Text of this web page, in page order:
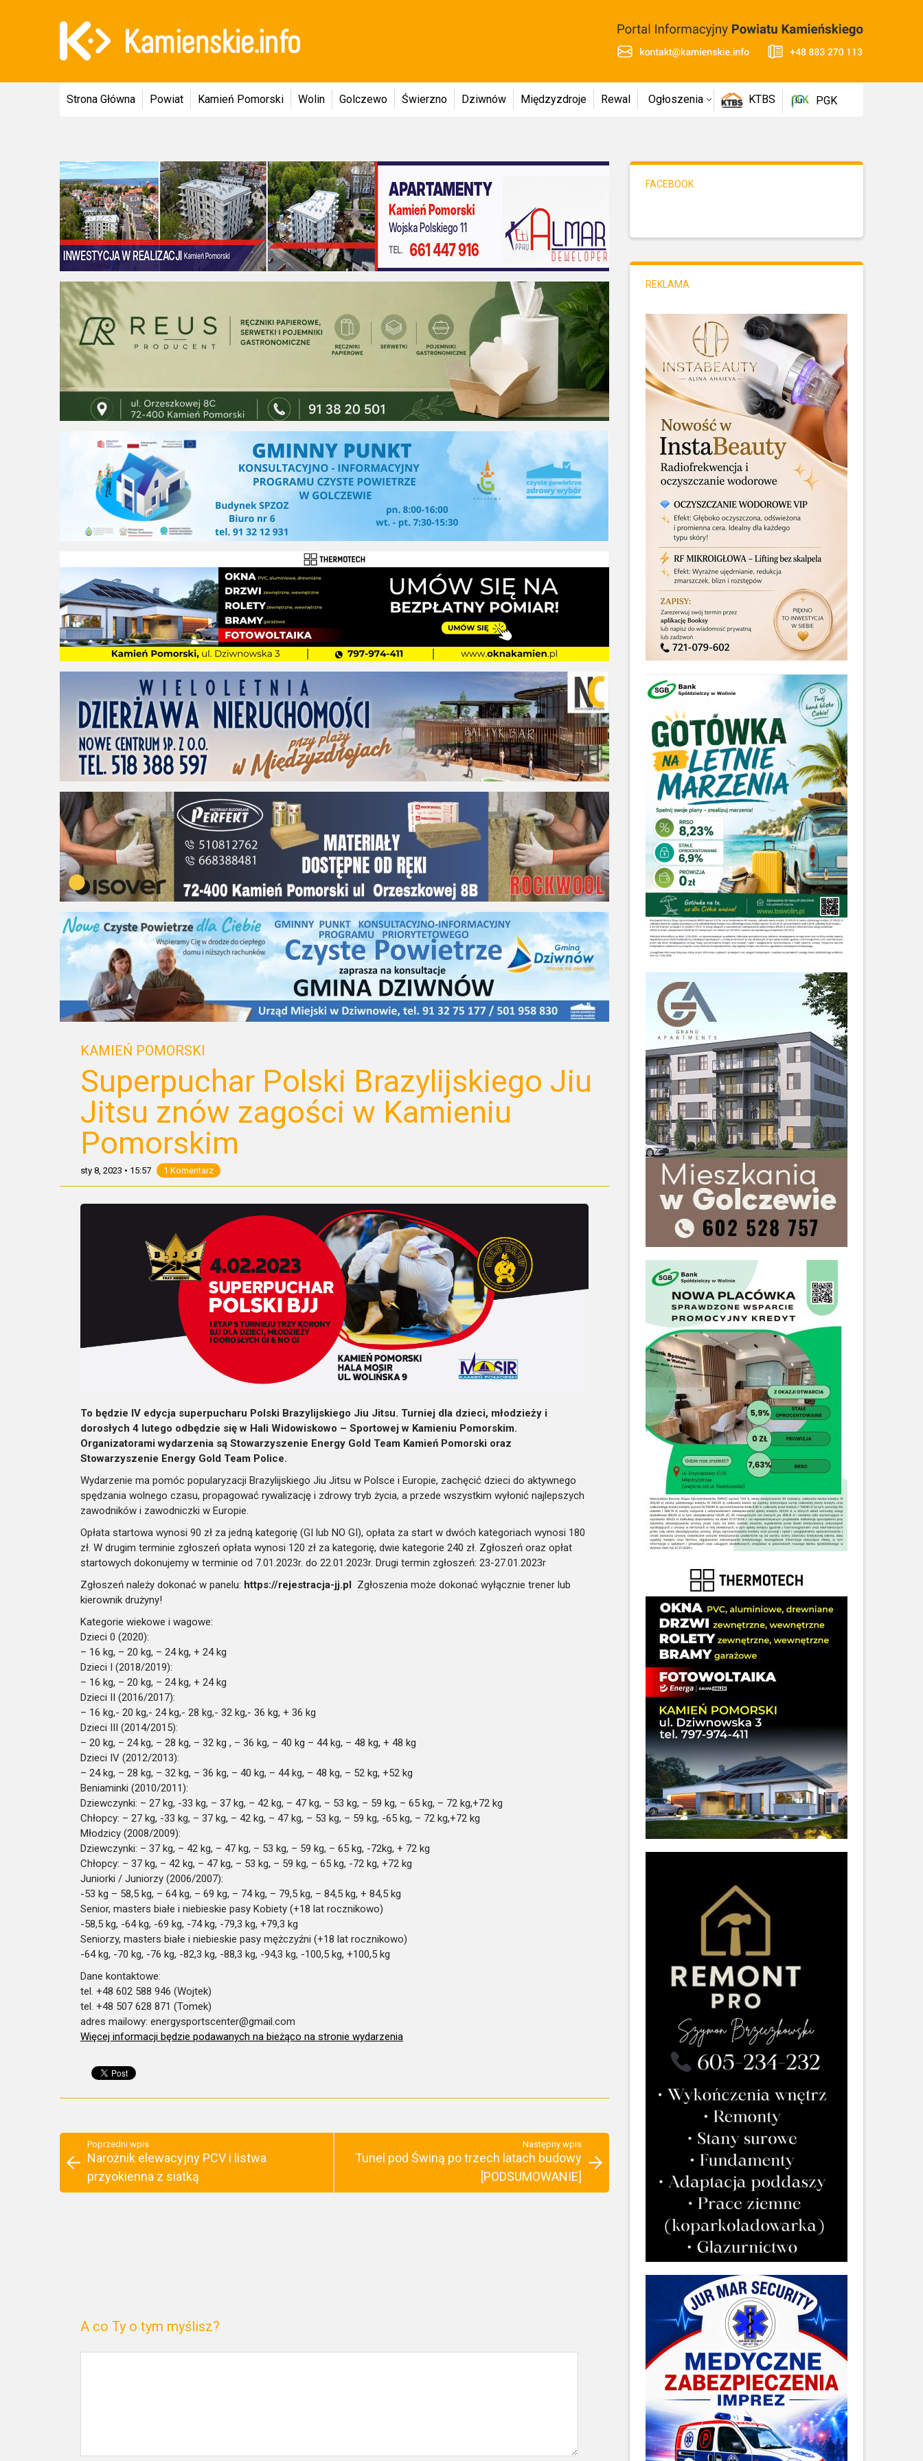
Strona Główna Powiat Kamień Pomorski Wolin Golczewo Świerzno Dziwnów Międzyzdroje Rewal Ogłoszenia KTBS PGK
KAMIEŃ POMORSKI
Superpuchar Polski Brazylijskiego Jiu
Jitsu znów zagości w Kamieniu
Pomorskim
sty 8, 2023 • 15:57 1 Komentarz
To będzie IV edycja superpucharu Polski Brazylijskiego Jiu Jitsu. Turniej dla dzieci, młodzieży i
dorosłych 4 lutego odbędzie się w Hali Widowiskowo – Sportowej w Kamieniu Pomorskim.
Organizatorami wydarzenia są Stowarzyszenie Energy Gold Team Kamień Pomorski oraz
Stowarzyszenie Energy Gold Team Police.
Wydarzenie ma pomóc popularyzacji Brazylijskiego Jiu Jitsu w Polsce i Europie, zachęcić dzieci do aktywnego
spędzania wolnego czasu, propagować rywalizację i zdrowy tryb życia, a przede wszystkim wyłonić najlepszych
zawodników i zawodniczki w Europie.
Opłata startowa wynosi 90 zł za jedną kategorię (GI lub NO GI), opłata za start w dwóch kategoriach wynosi 180
zł. W drugim terminie zgłoszeń opłata wynosi 120 zł za kategorię, dwie kategorie 240 zł. Zgłoszeń oraz opłat
startowych dokonujemy w terminie od 7.01.2023r. do 22.01.2023r. Drugi termin zgłoszeń: 23-27.01.2023r
Zgłoszeń należy dokonać w panelu: https://rejestracja-jj.pl Zgłoszenia może dokonać wyłącznie trener lub
kierownik drużyny!
Kategorie wiekowe i wagowe:
Dzieci 0 (2020):
– 16 kg, – 20 kg, – 24 kg, + 24 kg
Dzieci I (2018/2019):
– 16 kg, – 20 kg, – 24 kg, + 24 kg
Dzieci II (2016/2017):
– 16 kg,- 20 kg,- 24 kg,- 28 kg,- 32 kg,- 36 kg, + 36 kg
Dzieci III (2014/2015):
– 20 kg, – 24 kg, – 28 kg, – 32 kg , – 36 kg, – 40 kg – 44 kg, – 48 kg, + 48 kg
Dzieci IV (2012/2013):
– 24 kg, – 28 kg, – 32 kg, – 36 kg, – 40 kg, – 44 kg, – 48 kg, – 52 kg, +52 kg
Beniaminki (2010/2011):
Dziewczynki: – 27 kg, -33 kg, – 37 kg, – 42 kg, – 47 kg, – 53 kg, – 59 kg, – 65 kg, – 72 kg,+72 kg
Chłopcy: – 27 kg, -33 kg, – 37 kg, – 42 kg, – 47 kg, – 53 kg, – 59 kg, -65 kg, – 72 kg,+72 kg
Młodzicy (2008/2009):
Dziewczynki: – 37 kg, – 42 kg, – 47 kg, – 53 kg, – 59 kg, – 65 kg, -72kg, + 72 kg
Chłopcy: – 37 kg, – 42 kg, – 47 kg, – 53 kg, – 59 kg, – 65 kg, -72 kg, +72 kg
Juniorki / Juniorzy (2006/2007):
-53 kg – 58,5 kg, – 64 kg, – 69 kg, – 74 kg, – 79,5 kg, – 84,5 kg, + 84,5 kg
Senior, masters białe i niebieskie pasy Kobiety (+18 lat rocznikowo)
-58,5 kg, -64 kg, -69 kg, -74 kg, -79,3 kg, +79,3 kg
Seniorzy, masters białe i niebieskie pasy mężczyźni (+18 lat rocznikowo)
-64 kg, -70 kg, -76 kg, -82,3 kg, -88,3 kg, -94,3 kg, -100,5 kg, +100,5 kg
Dane kontaktowe:
tel. +48 602 588 946 (Wojtek)
tel. +48 507 628 871 (Tomek)
adres mailowy: energysportscenter@gmail.com
Więcej informacji będzie podawanych na bieżąco na stronie wydarzenia
Poprzedni wpis
Narożnik elewacyjny PCV i listwa
przyokienna z siatką
Następny wpis
Tunel pod Świną po trzech latach budowy
[PODSUMOWANIE]
A co Ty o tym myślisz?
FACEBOOK
REKLAMA